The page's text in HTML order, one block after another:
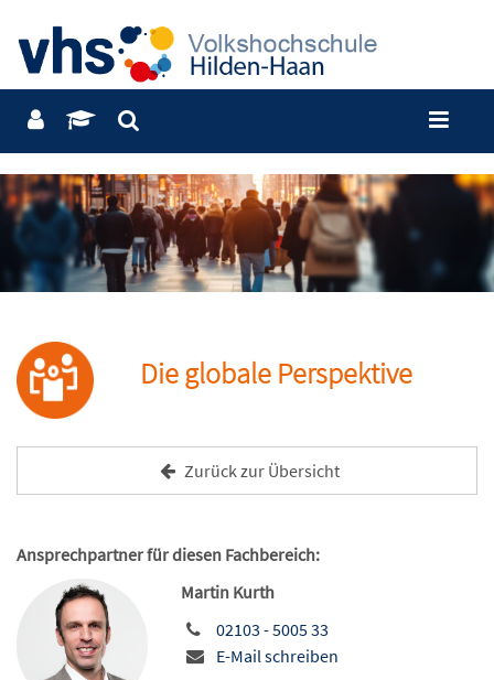
Die globale Perspektive
Zurück zur Übersicht
Ansprechpartner für diesen Fachbereich:
Martin Kurth
02103 - 5005 33
E-Mail schreiben